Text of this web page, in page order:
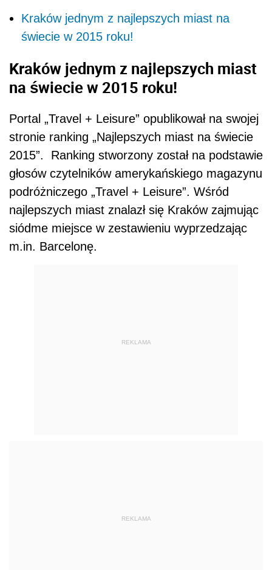
Kraków jednym z najlepszych miast na
świecie w 2015 roku!
Kraków jednym z najlepszych miast
na świecie w 2015 roku!
Portal „Travel + Leisure” opublikował na swojej
stronie ranking „Najlepszych miast na świecie
2015”. Ranking stworzony został na podstawie
głosów czytelników amerykańskiego magazynu
podróżniczego „Travel + Leisure”. Wśród
najlepszych miast znalazł się Kraków zajmując
siódme miejsce w zestawieniu wyprzedzając
m.in. Barcelonę.
REKLAMA
REKLAMA